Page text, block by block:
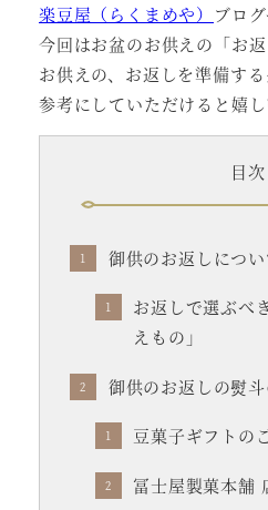
楽豆屋（らくまめや） ブロ
今回はお盆のお供えの「お返
お供えの、お返しを準備す
参考にしていただけると嬉し
目次
御供のお返しについ
お返しで選ぶべ
えもの」
御供のお返しの熨
豆菓子ギフトの
冨士屋製菓本舗